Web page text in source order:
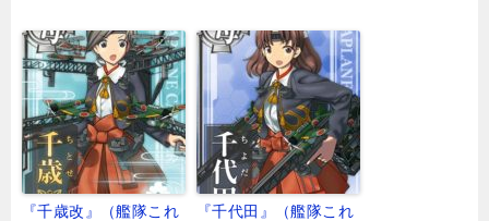
『千歳改』（艦隊これ
『千代田』（艦隊これ